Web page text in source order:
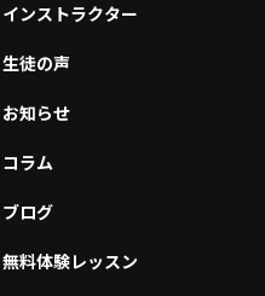
インストラクター
生徒の声
お知らせ
コラム
ブログ
無料体験レッスン